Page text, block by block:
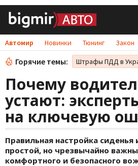
Автомир Новинки Тюнинг Закон
Горячие темы: Штрафы ПДД в
Почему
устают:
на ключевую
Правильная настройка сиденья
простой, но чрезвычайно
комфортного и безопасного